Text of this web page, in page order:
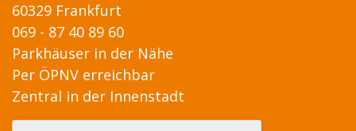
60329 Frankfurt
069 - 87 40 89 60
Parkhäuser in der Nähe
Per ÖPNV erreichbar
Zentral in der Innenstadt